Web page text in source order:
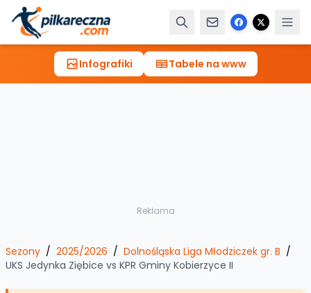
Infografiki Tabele na www
Reklama
Sezony / 2025/2026 / Dolnośląska Liga Młodziczek gr. B /
UKS Jedynka Ziębice vs KPR Gminy Kobierzyce II